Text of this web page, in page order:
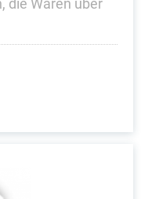
die Waren über